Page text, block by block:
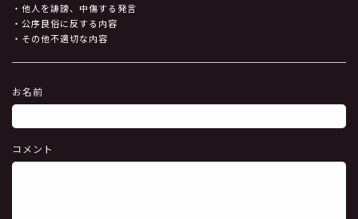
・他人を誹謗、中傷する発言
・公序良俗に反する内容
・その他不適切な内容
お名前
コメント